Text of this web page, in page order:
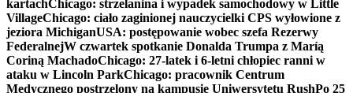
kartachChicago: strzelanina i wypadek samochodowy w Little
VillageChicago: ciało zaginionej nauczycielki CPS wyłowione z
jeziora MichiganUSA: postępowanie wobec szefa Rezerwy
FederalnejW czwartek spotkanie Donalda Trumpa z Maríą
Coriną MachadoChicago: 27-latek i 6-letni chłopiec ranni w
ataku w Lincoln ParkChicago: pracownik Centrum
Medycznego postrzelony na kampusie Uniwersytetu RushPo 25